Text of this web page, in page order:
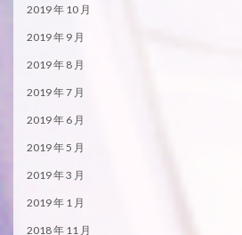
2019 年 10 月
2019 年 9 月
2019 年 8 月
2019 年 7 月
2019 年 6 月
2019 年 5 月
2019 年 3 月
2019 年 1 月
2018 年 11 月